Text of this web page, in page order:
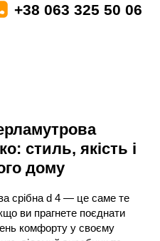
+38 063 325 50 06
стиль, якість і
дому
срібна d 4 — це саме те
ви прагнете поєднати
комфорту у своєму